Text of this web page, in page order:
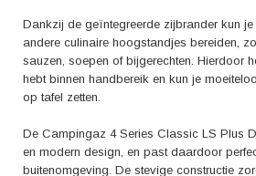
wat je nodig hebt. Laat het buitenleven en de
zomerse gevoel versterken en creëer
vrienden en familie.
Dankzij de geïntegreerde zijbrander kun
andere culinaire hoogstandjes bereiden,
sauzen, soepen of bijgerechten. Hierdoor
hebt binnen handbereik en kun je
op tafel zetten.
De Campingaz 4 Series Classic LS Plus
en modern design, en past daardoor
buitenomgeving. De stevige constructie